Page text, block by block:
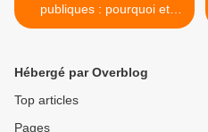
publiques : pourquoi et
comment ?
Hébergé par Overblog
Top articles
Pages